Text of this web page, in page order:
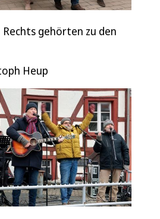
Rechts gehörten zu den
Heup